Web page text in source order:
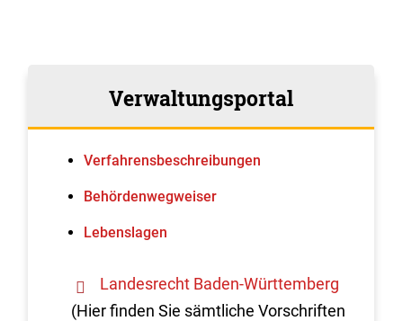
Verwaltungsportal
Verfahrens­beschreibungen
Behördenwegweiser
Lebenslagen
Landesrecht Baden-Württemberg
(Hier finden Sie sämtliche Vorschriften